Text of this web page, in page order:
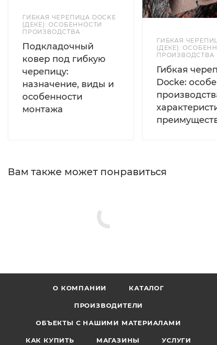
ГИБКАЯ ЧЕРЕПИЦА DOCKE
(ДЕКЕ): ОСОБЕННОСТИ
ПРОИЗВОДСТВА
Подкладочный
ковер под гибкую
черепицу:
назначение, виды и
особенности
монтажа
ГИБКАЯ
(ДЕКЕ):
ПРОИЗВОДСТВА
Гибкая
Docke:
Вам также может понравиться
О КОМПАНИИ КАТАЛОГ
ПРОИЗВОДИТЕЛИ
ОБЪЕКТЫ С НАШИМИ МАТЕРИАЛАМИ
КАК КУПИТЬ МАГАЗИНЫ УСЛУГИ